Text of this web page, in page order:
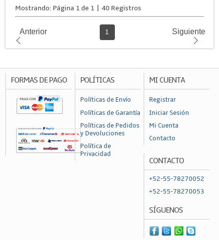
Mostrando: Página 1 de 1 | 40 Registros
Anterior 1 Siguiente
FORMAS DE PAGO POLÍTICAS
Políticas de Envío
Políticas de Garantía
Políticas de Pedidos
y Devoluciones
Política de
Privacidad
MI CUENTA
Registrar
Iniciar Sesión
Mi Cuenta
Contacto
CONTACTO
+52-55-78270052
+52-55-78270053
SÍGUENOS